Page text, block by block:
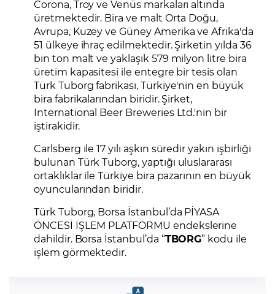
Corona, Troy ve Venüs markaları altında
üretmektedir. Bira ve malt Orta Doğu,
Avrupa, Kuzey ve Güney Amerika ve Afrika'da
51 ülkeye ihraç edilmektedir. Şirketin yılda 36
bin ton malt ve yaklaşık 579 milyon litre bira
üretim kapasitesi ile entegre bir tesis olan
Türk Tuborg fabrikası, Türkiye'nin en büyük
bira fabrikalarından biridir. Şirket,
International Beer Breweries Ltd.'nin bir
iştirakidir.
Carlsberg ile 17 yılı aşkın süredir yakın işbirliği
bulunan Türk Tuborg, yaptığı uluslararası
ortaklıklar ile Türkiye bira pazarının en büyük
oyuncularından biridir.
Türk Tuborg, Borsa İstanbul’da PİYASA
ÖNCESİ İŞLEM PLATFORMU endekslerine
dahildir. Borsa İstanbul’da “TBORG” kodu ile
işlem görmektedir.